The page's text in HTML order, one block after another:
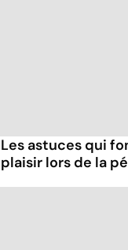
Les astuces qui
plaisir lors de la